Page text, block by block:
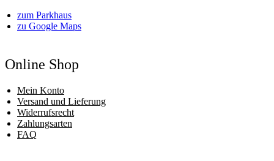
zum Parkhaus
zu Google Maps
Online Shop
Mein Konto
Versand und Lieferung
Widerrufsrecht
Zahlungsarten
FAQ